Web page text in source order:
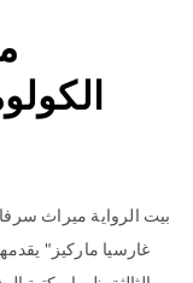
بيت الرواية ميراث